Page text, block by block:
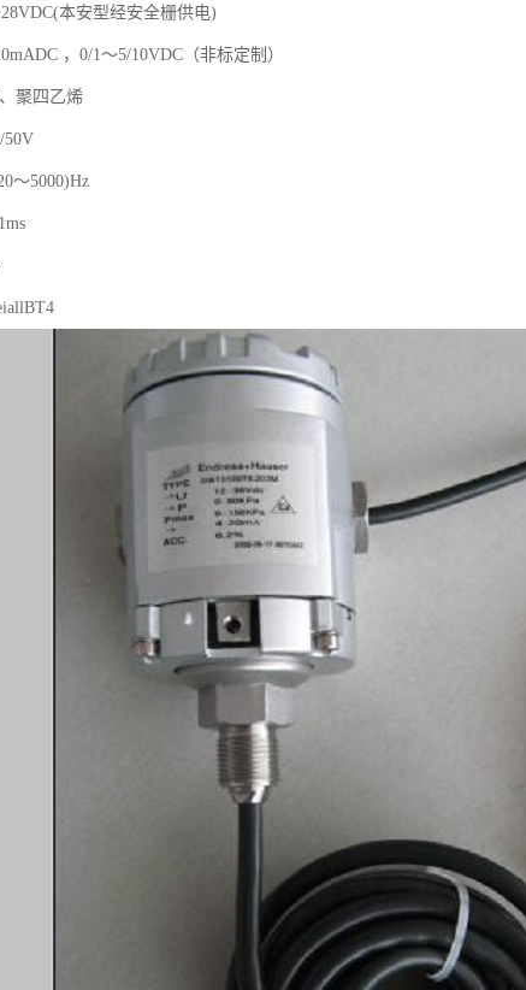
本安型经安全栅供电)
，0/1～5/10VDC（非标定制）
聚四乙烯
～5000)Hz